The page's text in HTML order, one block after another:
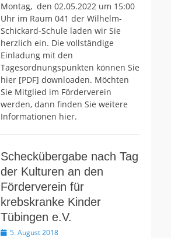
Montag, den 02.05.2022 um 15:00
Uhr im Raum 041 der Wilhelm-
Schickard-Schule laden wir Sie
herzlich ein. Die vollständige
Einladung mit den
Tagesordnungspunkten können Sie
hier [PDF] downloaden. Möchten
Sie Mitglied im Förderverein
werden, dann finden Sie weitere
Informationen hier.
Scheckübergabe nach Tag
der Kulturen an den
Förderverein für
krebskranke Kinder
Tübingen e.V.
Veröffentlicht
5. August 2018